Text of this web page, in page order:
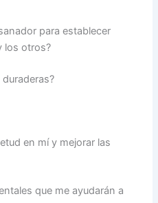
para establecer
los otros?
en mí y mejorar las
que me ayudarán a